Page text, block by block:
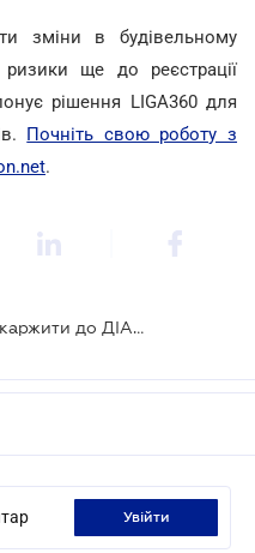
зміни в будівельному
ще до реєстрації
рішення LIGA360 для
Почніть свою роботу з
.
Відмову в МУО тепер можна оскаржити до ДІАМ: КМУ змінив дозвільні правила для будівництва
увійти